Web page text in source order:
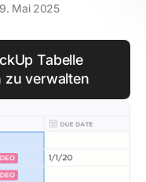
9. Mai 2025
Tabelle
zu verwalten